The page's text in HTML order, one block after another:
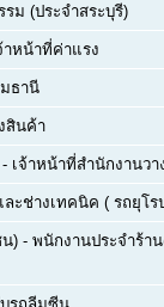
ม (ประจำสระบุรี)
าหน้าที่ค่าแรง
ธานี
สินค้า
- เจ้าหน้าที่สำนักงานวา
ละช่างเทคนิค ( รถยุโ
น) - พนักงานประจำร้า